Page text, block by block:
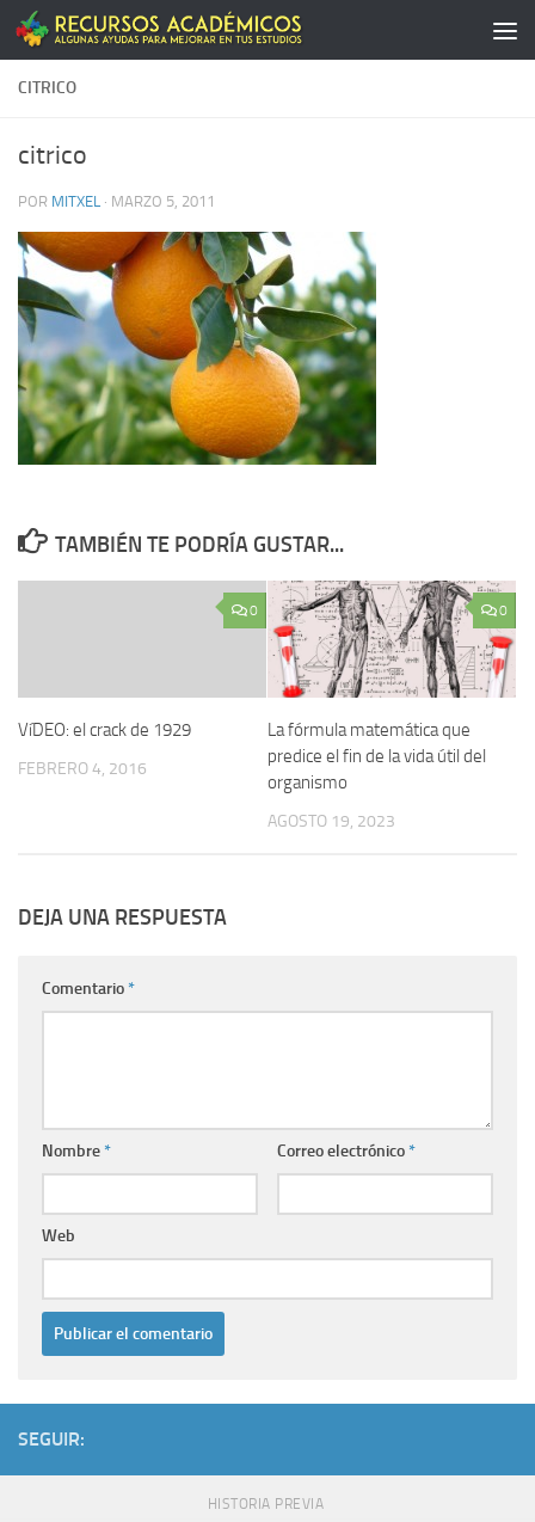
Saltar al contenido
CITRICO
citrico
POR MITXEL · MARZO 5, 2011
TAMBIÉN TE PODRÍA GUSTAR...
0
VíDEO: el crack de 1929
FEBRERO 4, 2016
0
La fórmula matemática que
predice el fin de la vida útil del
organismo
AGOSTO 19, 2023
DEJA UNA RESPUESTA
Comentario*
Nombre* Correo electrónico*
Web
SEGUIR:
HISTORIA PREVIA